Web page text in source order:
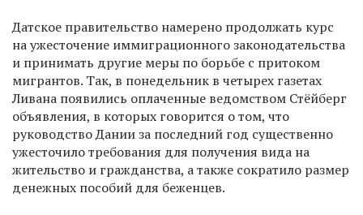
Датское правительство намерено продолжать курс
на ужесточение иммиграционного законодательства
и принимать другие меры по борьбе с притоком
мигрантов. Так, в понедельник в четырех газетах
Ливана появились оплаченные ведомством Стёйберг
объявления, в которых говорится о том, что
руководство Дании за последний год существенно
ужесточило требования для получения вида на
жительство и гражданства, а также сократило размер
денежных пособий для беженцев.